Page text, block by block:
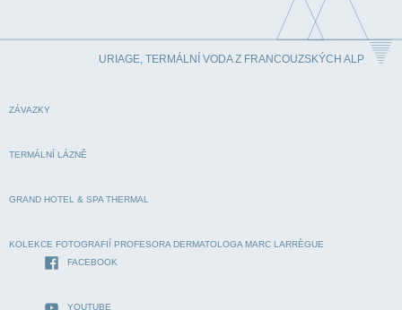
URIAGE, TERMÁLNÍ VODA Z FRANCOUZSKÝCH ALP
ZÁVAZKY
TERMÁLNÍ LÁZNĚ
GRAND HOTEL & SPA THERMAL
KOLEKCE FOTOGRAFIÍ PROFESORA DERMATOLOGA MARC LARRÈGUE
FACEBOOK
YOUTUBE